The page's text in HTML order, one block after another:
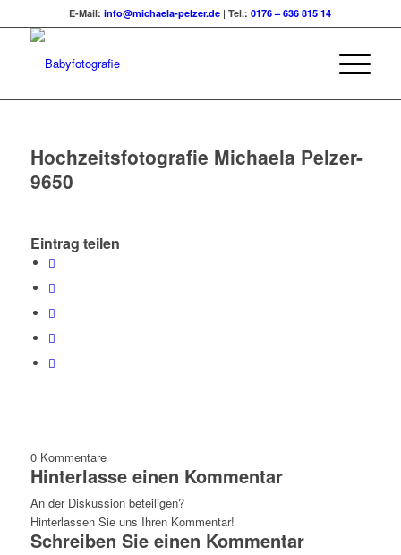
E-Mail:info@michaela-pelzer.de | Tel.:0176 – 636 815 14
Hochzeitsfotografie Michaela Pelzer-
9650
Eintrag teilen
0 Kommentare
Hinterlasse einen Kommentar
An der Diskussion beteiligen?
Hinterlassen Sie uns Ihren Kommentar!
Schreiben Sie einen Kommentar